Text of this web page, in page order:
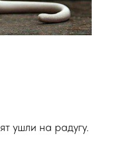
ушли на радугу.